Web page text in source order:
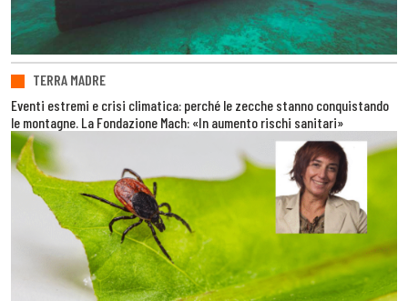
TERRA MADRE
Eventi estremi e crisi climatica: perché le zecche stanno conquistando
le montagne. La Fondazione Mach: «In aumento rischi sanitari»